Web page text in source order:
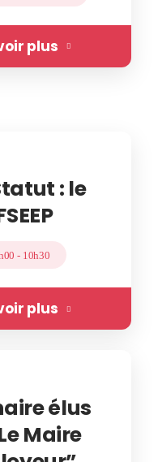
plus
: le
- 10h30
plus
élus
Maire